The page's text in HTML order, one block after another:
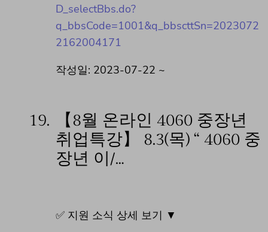
D_selectBbs.do?
q_bbsCode=1001&q_bbscttSn=2023072
2162004171
작성일: 2023-07-22 ~
19.
【8월 온라인 4060 중장년
취업특강】 8.3(목) “ 4060 중
장년 이/…
✅ 지원 소식 상세 보기 ▼